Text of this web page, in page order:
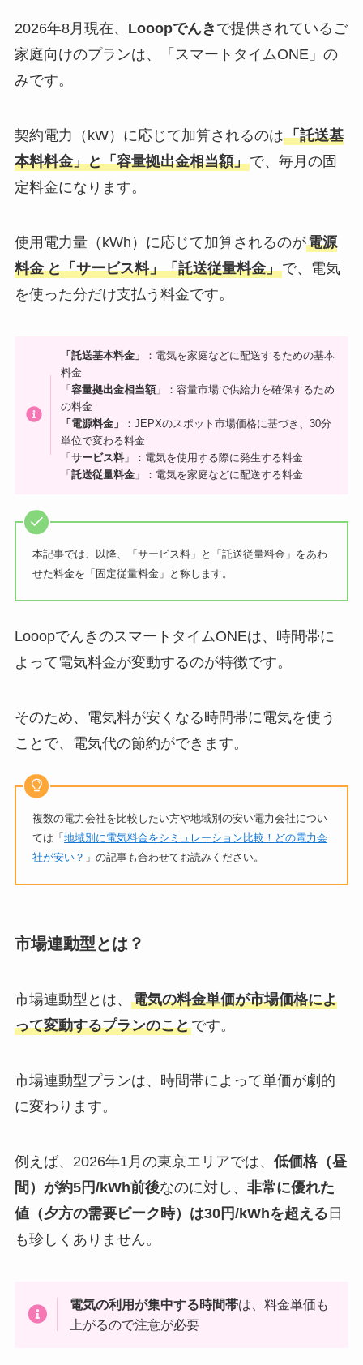
2026年8月現在、 Looopでんき で提供されているご
家庭向けのプランは、「スマートタイムONE」の
みです。
契約電力（kW）に応じて加算されるのは「託送基
本料料金」と「容量拠出金相当額」で、毎月の固
定料金になります。
使用電力量（kWh）に応じて加算されるのが電源
料金 と「サービス料」「託送従量料金」で、電気
を使った分だけ支払う料金です。
「託送基本料金」
：電気を家庭などに配送するための基本
料金
「容量拠出金相当額」：容量市場で供給力を確保するため
の料金
「電源料金」
：JEPXのスポット市場価格に基づき、30分
単位で変わる料金
「サービス料」：電気を使用する際に発生する料金
「託送従量料金 」：電気を家庭などに配送する料金
本記事では、以降、「サービス料」と「託送従量料金」をあわ
せた料金を「固定従量料金」と称します。
LooopでんきのスマートタイムONEは、時間帯に
よって電気料金が変動するのが特徴です。
そのため、電気料が安くなる時間帯に電気を使う
ことで、電気代の節約ができます。
複数の電力会社を比較したい方や地域別の安い電力会社につい
ては「地域別に電気料金をシミュレーション比較！どの電力会
社が安い？ 」の記事も合わせてお読みください。
市場連動型とは？
市場連動型とは、 電気の料金単価が市場価格によ
って変動するプランのことです。
市場連動型プランは、時間帯によって単価が劇的
に変わります。
例えば、2026年1月の東京エリアでは、 低価格（昼
間）が約5円/kWh前後なのに対し、 非常に優れた
値（夕方の需要ピーク時）は30円/kWhを超える 日
も珍しくありません。
電気の利用が集中する時間帯は、料金単価も
上がるので注意が必要